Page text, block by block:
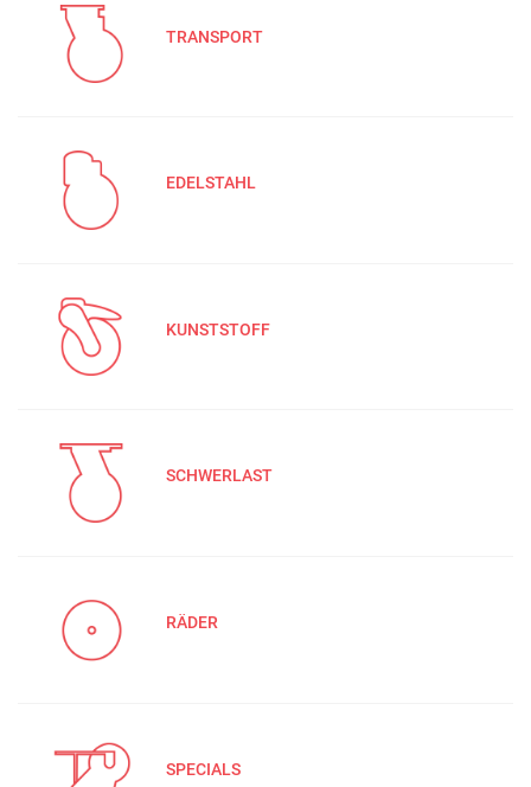
TRANSPORT
EDELSTAHL
KUNSTSTOFF
SCHWERLAST
RÄDER
SPECIALS